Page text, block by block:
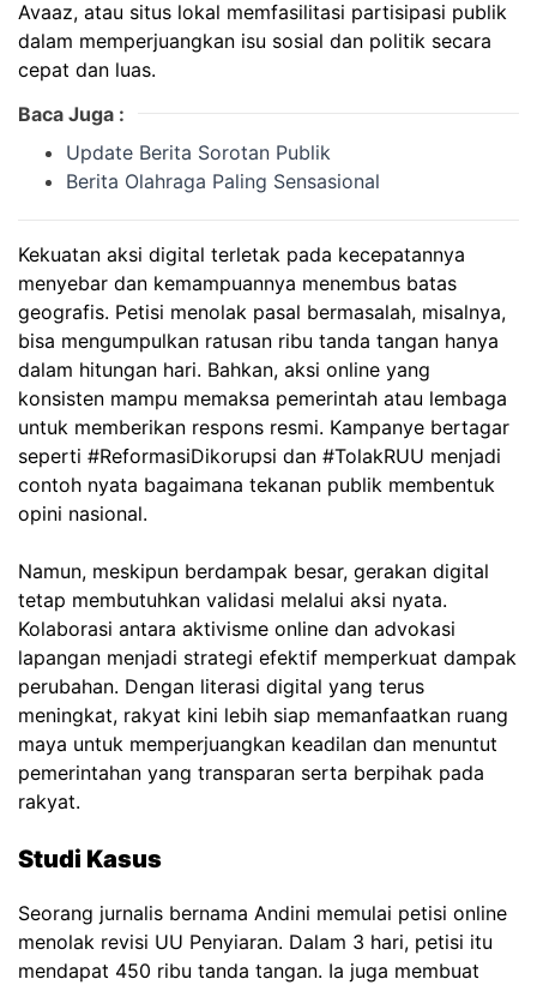
Avaaz, atau situs lokal memfasilitasi partisipasi publik
dalam memperjuangkan isu sosial dan politik secara
cepat dan luas.
Baca Juga :
Update Berita Sorotan Publik
Berita Olahraga Paling Sensasional
Kekuatan aksi digital terletak pada kecepatannya
menyebar dan kemampuannya menembus batas
geografis. Petisi menolak pasal bermasalah, misalnya,
bisa mengumpulkan ratusan ribu tanda tangan hanya
dalam hitungan hari. Bahkan, aksi online yang
konsisten mampu memaksa pemerintah atau lembaga
untuk memberikan respons resmi. Kampanye bertagar
seperti #ReformasiDikorupsi dan #TolakRUU menjadi
contoh nyata bagaimana tekanan publik membentuk
opini nasional.
Namun, meskipun berdampak besar, gerakan digital
tetap membutuhkan validasi melalui aksi nyata.
Kolaborasi antara aktivisme online dan advokasi
lapangan menjadi strategi efektif memperkuat dampak
perubahan. Dengan literasi digital yang terus
meningkat, rakyat kini lebih siap memanfaatkan ruang
maya untuk memperjuangkan keadilan dan menuntut
pemerintahan yang transparan serta berpihak pada
rakyat.
Studi Kasus
Seorang jurnalis bernama Andini memulai petisi online
menolak revisi UU Penyiaran. Dalam 3 hari, petisi itu
mendapat 450 ribu tanda tangan. Ia juga membuat